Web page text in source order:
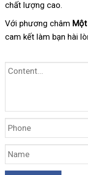
chất lượng cao.
Với phương châm
cam kết làm bạn hài